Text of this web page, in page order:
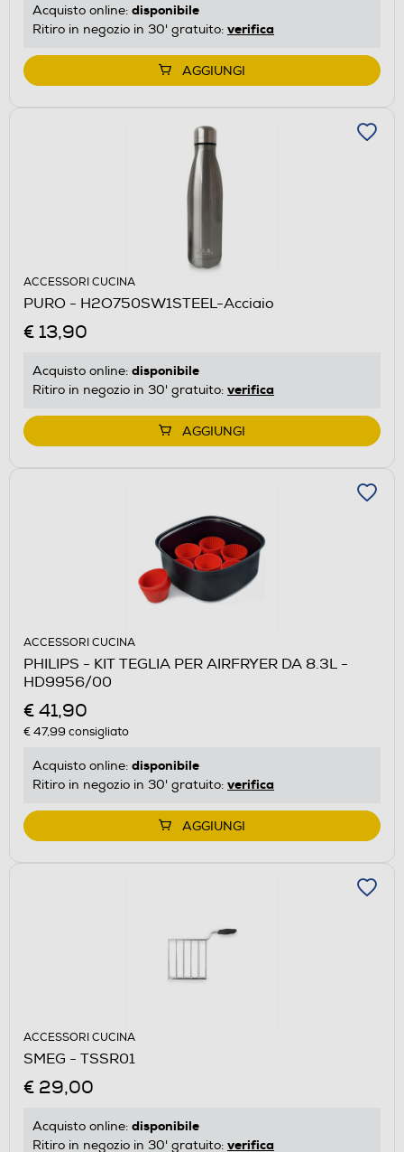
Acquisto online: disponibile
Ritiro in negozio in 30' gratuito: verifica
AGGIUNGI
ACCESSORI CUCINA
PURO - H2O750SW1STEEL-Acciaio
€ 13,90
Acquisto online: disponibile
Ritiro in negozio in 30' gratuito: verifica
AGGIUNGI
ACCESSORI CUCINA
PHILIPS - KIT TEGLIA PER AIRFRYER DA 8.3L -
HD9956/00
€ 41,90
€ 47,99 consigliato
Acquisto online: disponibile
Ritiro in negozio in 30' gratuito: verifica
AGGIUNGI
ACCESSORI CUCINA
SMEG - TSSR01
€ 29,00
Acquisto online: disponibile
Ritiro in negozio in 30' gratuito: verifica